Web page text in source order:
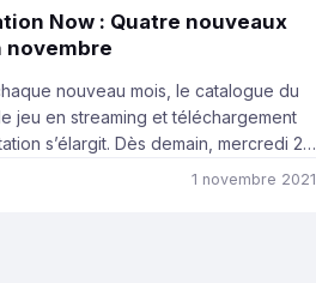
Now : Quatre nouveaux
novembre
nouveau mois, le catalogue du
jeu en streaming et téléchargement
s’élargit. Dès demain, mercredi 2
c’est une petite sélection de quatre
1 novembre 2021